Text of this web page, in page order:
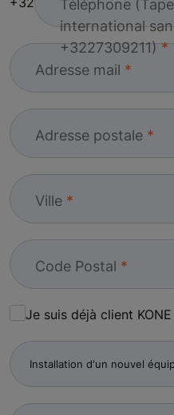
Téléphone
international
+3227309211)
Adresse mail
Adresse postale
Ville
Code Postal
Je suis déjà client KONE